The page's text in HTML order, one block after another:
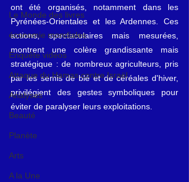
Le Monde des livres
économie mondiales
Enquête vidéos
Attaque du Hamas contre Israël
Analyses
Beauté
Planète
Arts
A la Une
ont été organisés, notamment dans les
Pyrénées-Orientales et les Ardennes. Ces
actions, spectaculaires mais mesurées,
montrent une colère grandissante mais
stratégique : de nombreux agriculteurs, pris
par les semis de blé et de céréales d'hiver,
privilégient des gestes symboliques pour
éviter de paralyser leurs exploitations.